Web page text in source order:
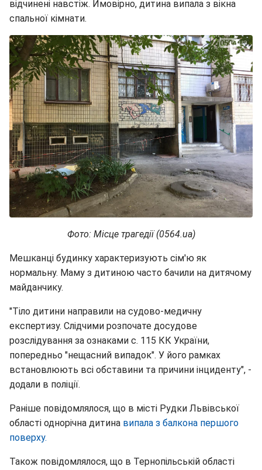
відчинені навстіж. Ймовірно, дитина випала з вікна
спальної кімнати.
Фото: Місце трагедії (0564.ua)
Мешканці будинку характеризують сім'ю як
нормальну. Маму з дитиною часто бачили на дитячому
майданчику.
"Тіло дитини направили на судово-медичну
експертизу. Слідчими розпочате досудове
розслідування за ознаками с. 115 КК України,
попередньо "нещасний випадок". У його рамках
встановлюють всі обставини та причини інциденту", -
додали в поліції.
Раніше повідомлялося, що в місті Рудки Львівської
області однорічна дитина випала з балкона першого
поверху.
Також повідомлялося, що в Тернопільській області